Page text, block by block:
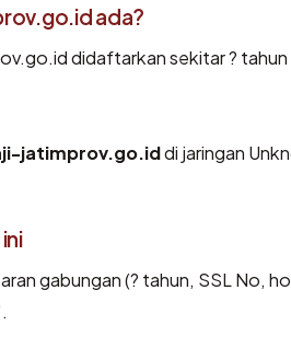
ada?
didaftarkan sekitar ? tahun
jatimprov.go.iddi jaringan
gabungan (? tahun, SSL No,